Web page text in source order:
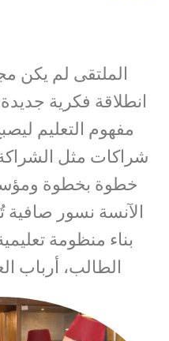
الملتقى لم يكن
انطلاقة فكرية
مفهوم التعليم
شراكات مثل
خطوة بخطوة
الآنسة نسور صافية
بناء منظومة
الطالب، أرباب